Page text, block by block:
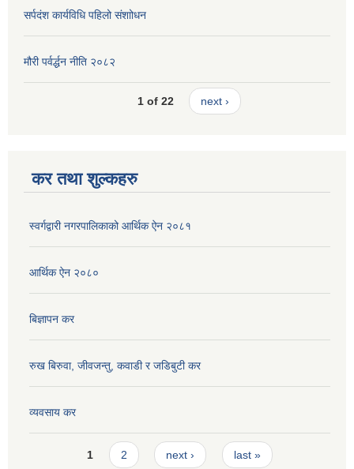
सर्पदंश कार्यविधि पहिलो संशाोधन
मौरी पर्वर्द्धन नीति २०८२
1 of 22 next ›
कर तथा शुल्कहरु
स्वर्गद्वारी नगरपालिकाको आर्थिक ऐन २०८१
आर्थिक ऐन २०८०
बिज्ञापन कर
रुख बिरुवा, जीवजन्तु, कवाडी र जडिबुटी कर
व्यवसाय कर
Pages1 2 next › last »